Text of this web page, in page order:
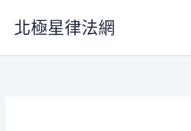
要
北極星律法網